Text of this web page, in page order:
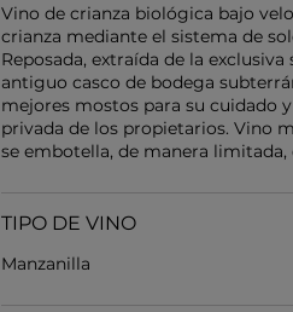
Vino de crianza biológica bajo
crianza mediante el sistema de
Reposada, extraída de la
antiguo casco de bodega
mejores mostos para su cuidado
privada de los propietarios. Vino
se embotella, de manera limitada,
TIPO DE VINO
Manzanilla